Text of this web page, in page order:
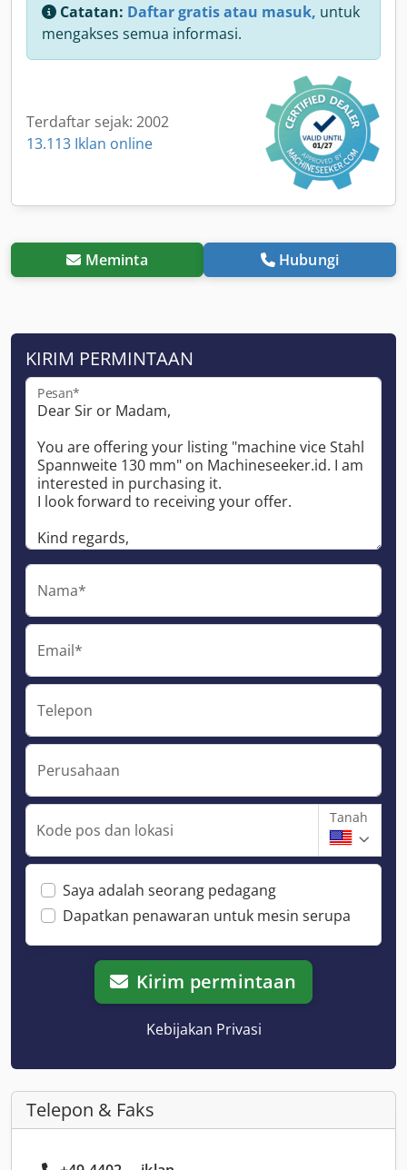
Catatan: Daftar gratis atau masuk, untuk
mengakses semua informasi.
Terdaftar sejak: 2002
13.113 Iklan online
Meminta Hubungi
KIRIM PERMINTAAN
Pesan*
Nama*
Email*
Telepon
Perusahaan
Kode pos dan lokasi
Tanah
Saya adalah seorang pedagang
Dapatkan penawaran untuk mesin serupa
Kirim permintaan
Kebijakan Privasi
Telepon & Faks